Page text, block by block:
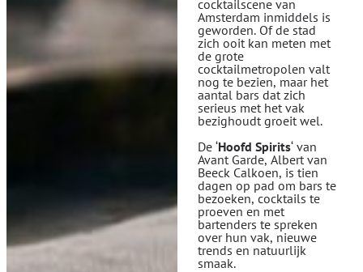
cocktailscene van
Amsterdam inmiddels is
geworden. Of de stad
zich ooit kan meten met
de grote
cocktailmetropolen valt
nog te bezien, maar het
aantal bars dat zich
serieus met het vak
bezighoudt groeit wel.
De ‘Hoofd Spirits‘ van
Avant Garde, Albert van
Beeck Calkoen, is tien
dagen op pad om bars te
bezoeken, cocktails te
proeven en met
bartenders te spreken
over hun vak, nieuwe
trends en natuurlijk
smaak.